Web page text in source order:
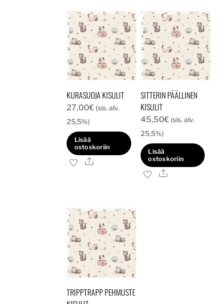
KURASUOJA KISULIT
27,00€ (sis. alv.
25,5%)
Lisää
ostoskoriin
Ale
SITTERIN PÄÄLLINEN
KISULIT
45,50€ (sis. alv.
25,5%)
Lisää
ostoskoriin
Ale
TRIPPTRAPP PEHMUSTE